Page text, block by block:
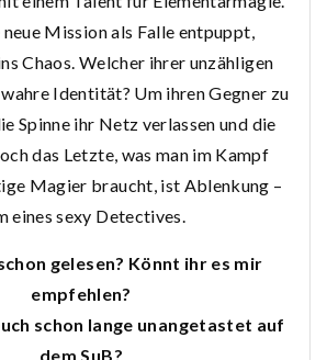
Mission als Falle entpuppt,
Chaos. Welcher ihrer unzähligen
Identität? Um ihren Gegner zu
Spinne ihr Netz verlassen und die
das Letzte, was man im Kampf
Magier braucht, ist Ablenkung –
eines sexy Detectives.
gelesen? Könnt ihr es mir
empfehlen?
schon lange unangetastet auf
dem SuB?